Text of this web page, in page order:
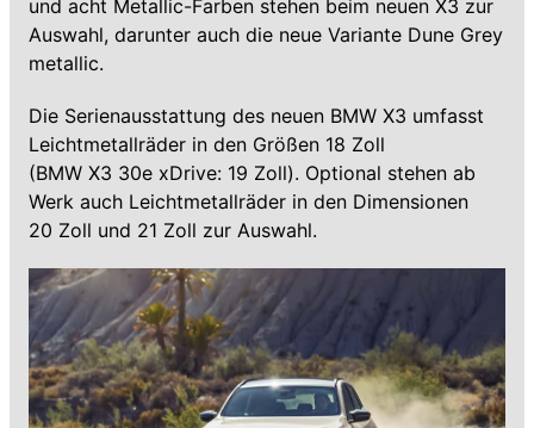
und acht Metallic-Farben stehen beim neuen X3 zur
Auswahl, darunter auch die neue Variante Dune Grey
metallic.
Die Serienausstattung des neuen BMW X3 umfasst
Leichtmetallräder in den Größen 18 Zoll
(BMW X3 30e xDrive: 19 Zoll). Optional stehen ab
Werk auch Leichtmetallräder in den Dimensionen
20 Zoll und 21 Zoll zur Auswahl.